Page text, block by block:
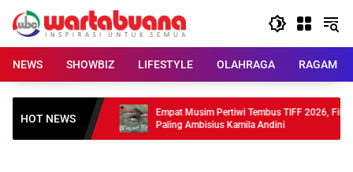
content
NEWS
SHOWBIZ LIFESTYLE OLAHRAGA RAGAM
HOT NEWS
Debut, 4
Empat Musim Pertiwi Tembus TIFF 2026, Film
Paling Ambisius Kamila Andini